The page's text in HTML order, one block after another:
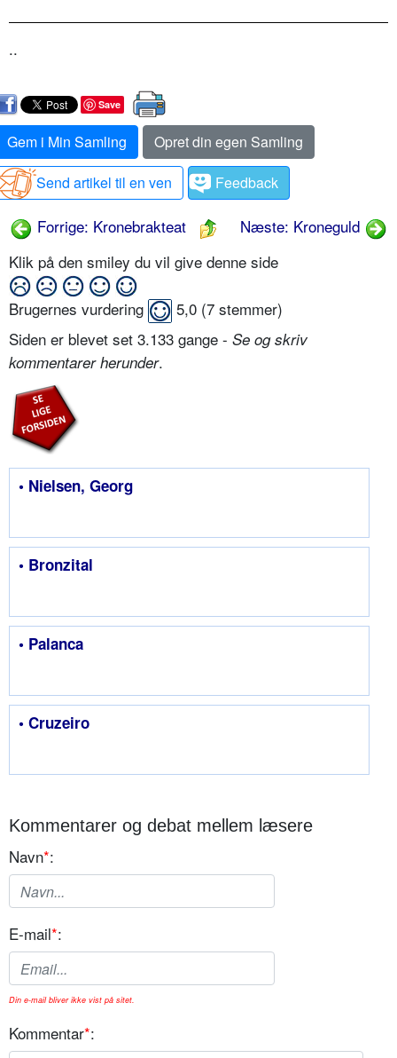
..
Save
Gem i Min Samling
Opret din egen Samling
Send artikel til en ven
Feedback
Forrige: Kronebrakteat
Næste: Kroneguld
Klik på den smiley du vil give denne side
Brugernes vurdering 5,0 (7 stemmer)
Siden er blevet set 3.133 gange - Se og skriv
kommentarer herunder.
• Nielsen, Georg
• Bronzital
• Palanca
• Cruzeiro
Kommentarer og debat mellem læsere
Navn*:
E-mail*:
Din e-mail bliver ikke vist på sitet.
Kommentar*: